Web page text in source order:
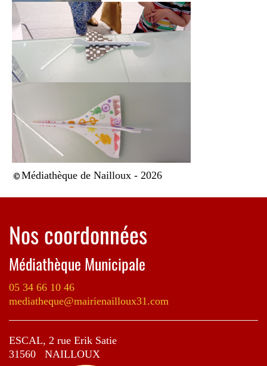
Médiathèque de Nailloux - 2026
Nos coordonnées
Médiathèque Municipale
05 34 66 10 46
mediatheque@mairienailloux31.com
ESCAL, 2 rue Erik Satie
31560 NAILLOUX